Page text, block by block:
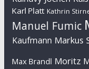
Karl Platt Kathrin
Manuel Fumic
Kaufmann Markus
Max Brandl Moritz